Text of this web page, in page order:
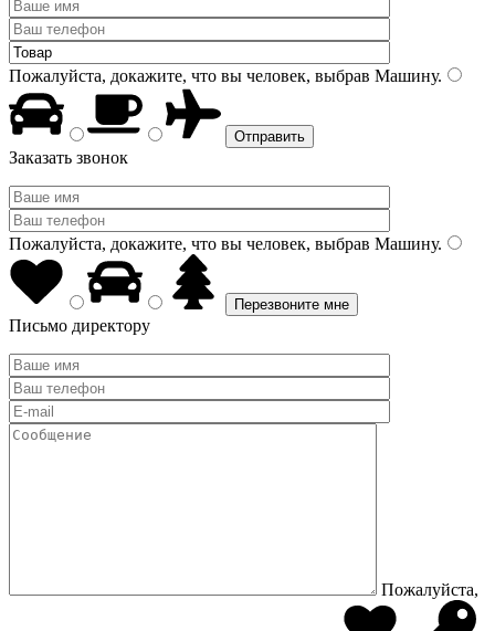
Пожалуйста, докажите, что вы человек, выбрав Машину.
Заказать звонок
Пожалуйста, докажите, что вы человек, выбрав Машину.
Письмо директору
Пожалуйста,